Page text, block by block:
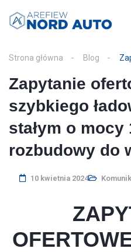
Strona główna Blog
Zapytanie
szybkiego
stałym o mocy
rozbudowy do
10 kwietnia 2024